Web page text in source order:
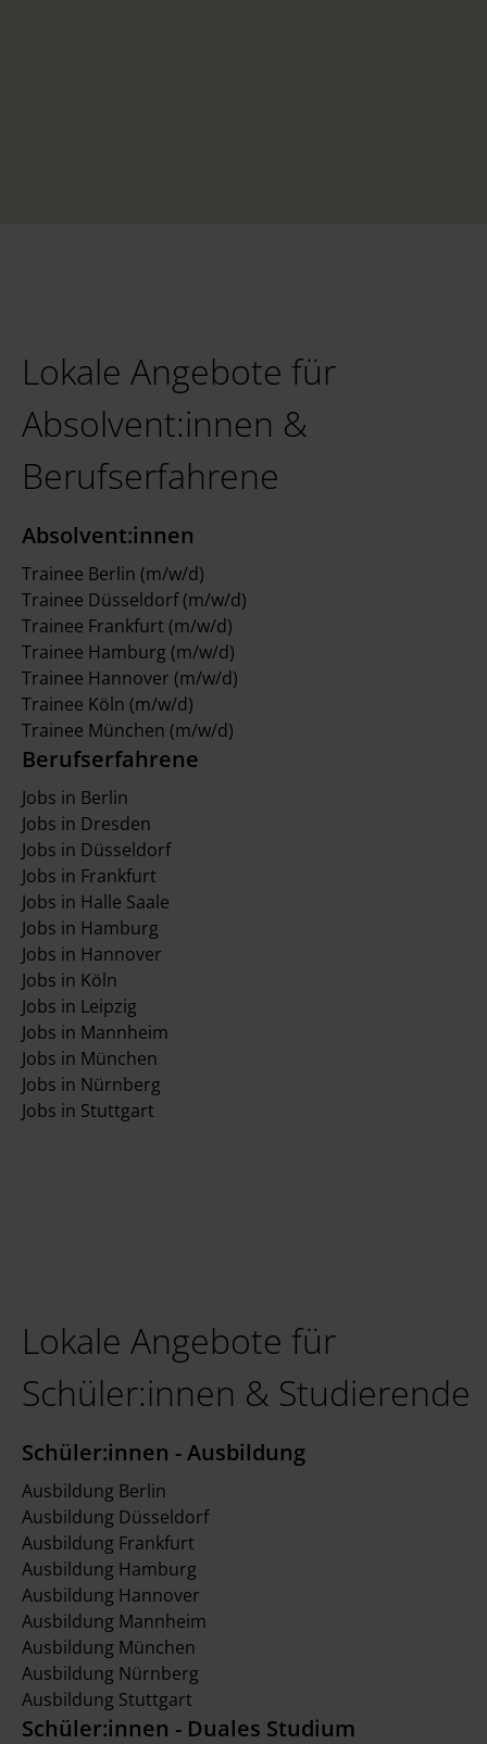
Lokale Angebote für
Absolvent:innen &
Berufserfahrene
Absolvent:innen
Trainee Berlin (m/w/d)
Trainee Düsseldorf (m/w/d)
Trainee Frankfurt (m/w/d)
Trainee Hamburg (m/w/d)
Trainee Hannover (m/w/d)
Trainee Köln (m/w/d)
Trainee München (m/w/d)
Berufserfahrene
Jobs in Berlin
Jobs in Dresden
Jobs in Düsseldorf
Jobs in Frankfurt
Jobs in Halle Saale
Jobs in Hamburg
Jobs in Hannover
Jobs in Köln
Jobs in Leipzig
Jobs in Mannheim
Jobs in München
Jobs in Nürnberg
Jobs in Stuttgart
Lokale Angebote für
Schüler:innen & Studierende
Schüler:innen - Ausbildung
Ausbildung Berlin
Ausbildung Düsseldorf
Ausbildung Frankfurt
Ausbildung Hamburg
Ausbildung Hannover
Ausbildung Mannheim
Ausbildung München
Ausbildung Nürnberg
Ausbildung Stuttgart
Schüler:innen - Duales Studium